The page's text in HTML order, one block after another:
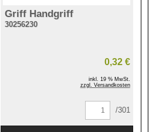
Griff Handgriff
30256230
0,32 €
inkl. 19 % MwSt.
zzgl. Versandkosten
/301